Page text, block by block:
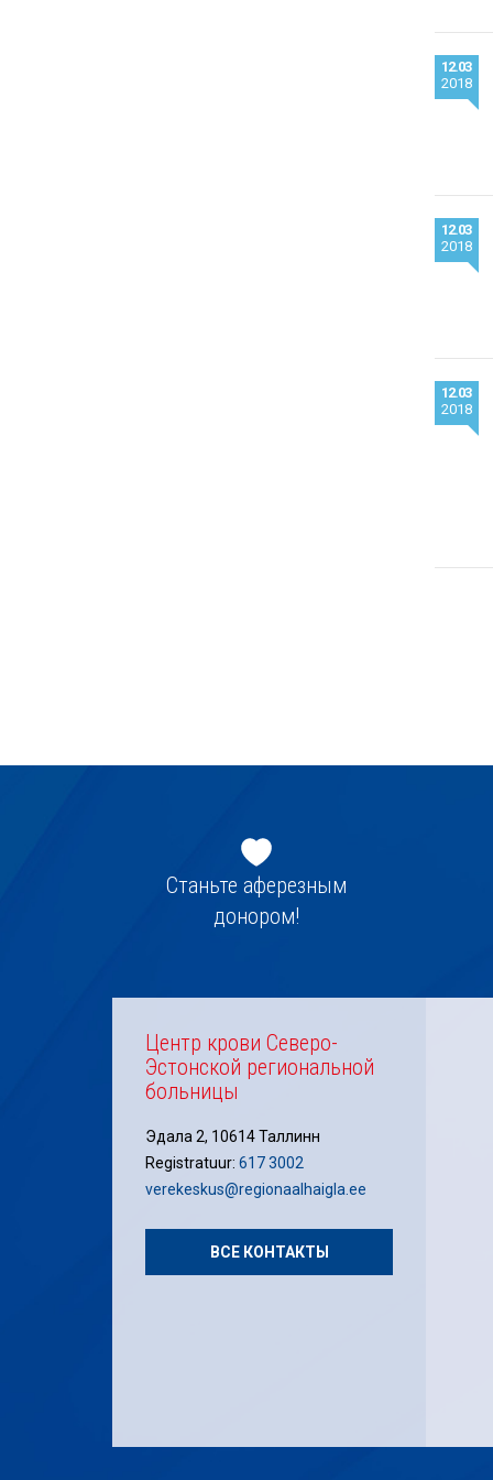
12.03
2018
12.03
2018
12.03
2018
navigatsioonСтаньте аферезным
донором!
Центр крови Северо-
Эстонской региональной
больницы
Эдала 2, 10614 Таллинн
Registratuur: 617 3002
verekeskus@regionaalhaigla.ee
ВСЕ КОНТАКТЫ